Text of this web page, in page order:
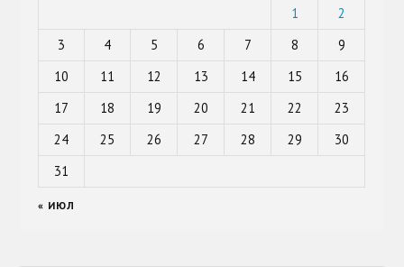
1
2
3
4 5 6 7 8
9
10
11 12 13 14 15
16
17
18 19 20 21 22
23
24
25 26 27 28 29
30
31
« ИЮЛ